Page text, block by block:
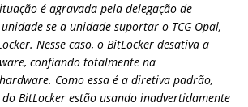
é agravada pela delegação de
se a unidade suportar o TCG Opal,
Nesse caso, o BitLocker desativa a
confiando totalmente na
Como essa é a diretiva padrão,
BitLocker estão usando inadvertidamente